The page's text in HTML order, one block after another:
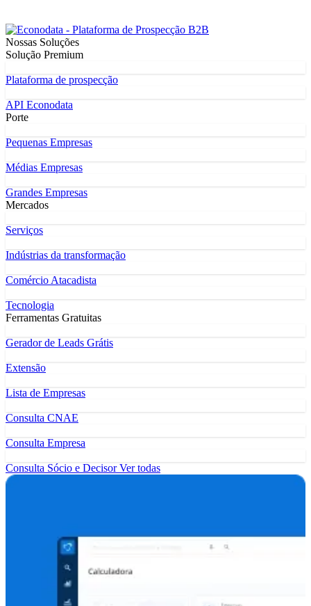
Nossas Soluções
Solução Premium
Plataforma de prospecção
API Econodata
Porte
Pequenas Empresas
Médias Empresas
Grandes Empresas
Mercados
Serviços
Indústrias da transformação
Comércio Atacadista
Tecnologia
Ferramentas Gratuitas
Gerador de Leads Grátis
Extensão
Lista de Empresas
Consulta CNAE
Consulta Empresa
Consulta Sócio e DecisorVer todas